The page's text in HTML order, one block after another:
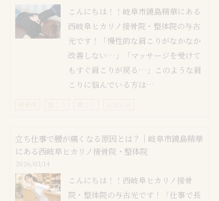
こんにちは！！岐阜市鏡島精華にある
西岐阜ヒカリノ接骨院・整体院の与古
光です！「慢性的な肩こりがなかなか
改善しない…」「マッサージを受けて
もすぐ肩こりが戻る…」このような肩
こりに悩んでいる方は…
​​​​​​​立ち仕事で腰が痛くなる原因とは？｜岐阜市鏡島精華
にある西岐阜ヒカリノ接骨院・整体院
2026/03/14
こんにちは！！西岐阜ヒカリノ接骨
院・整体院の与古光です！「仕事で長